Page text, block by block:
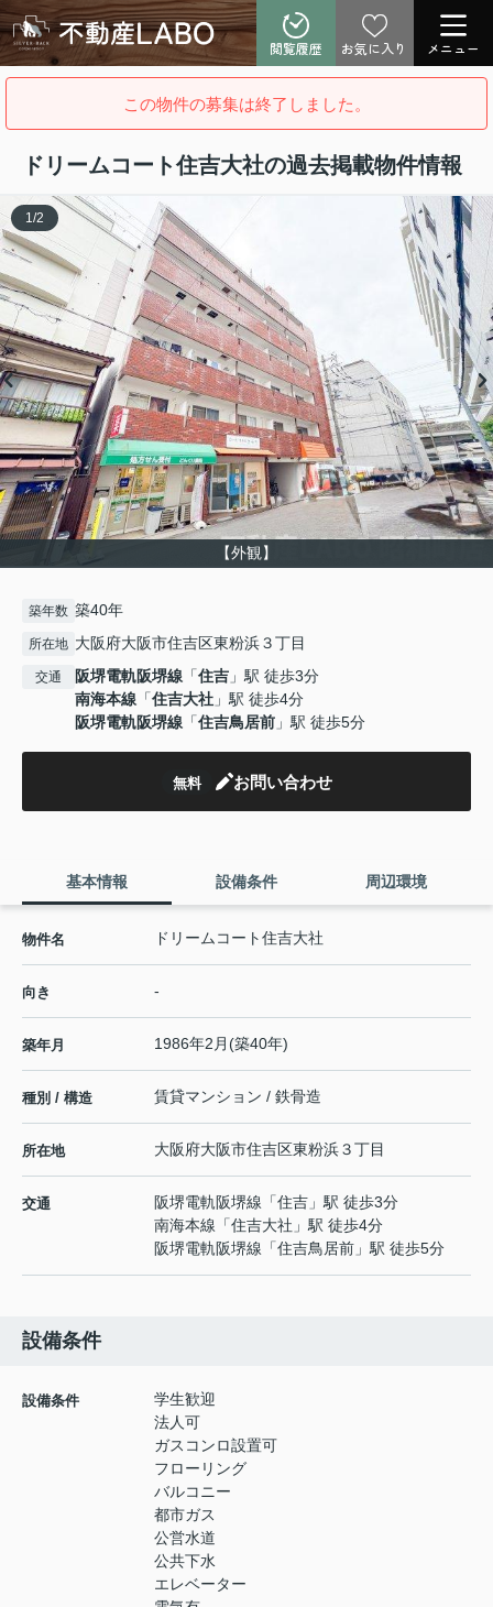
閲覧履歴 お気に入り メニュー
この物件の募集は終了しました。
ドリームコート住吉大社の過去掲載物件情報
【外観】
1 /2
築年数 築40年
所在地 大阪府大阪市住吉区東粉浜３丁目
交通 阪堺電軌阪堺線 「住吉 」駅 徒歩3分
南海本線 「住吉大社 」駅 徒歩4分
阪堺電軌阪堺線 「住吉鳥居前 」駅 徒歩5分
無料 お問い合わせ
基本情報 設備条件 周辺環境
物件名 ドリームコート住吉大社
向き -
築年月 1986年2月(築40年)
種別 / 構造 賃貸マンション / 鉄骨造
所在地 大阪府大阪市住吉区東粉浜３丁目
交通 阪堺電軌阪堺線 「住吉 」駅 徒歩3分
南海本線 「住吉大社 」駅 徒歩4分
阪堺電軌阪堺線 「住吉鳥居前 」駅 徒歩5分
設備条件
設備条件
学生歓迎
法人可
ガスコンロ設置可
フローリング
バルコニー
都市ガス
公営水道
公共下水
エレベーター